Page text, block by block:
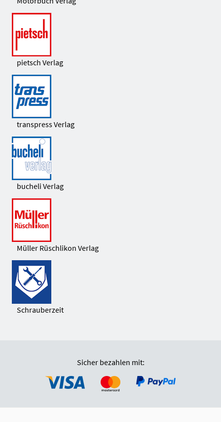
pietsch Verlag
transpress Verlag
bucheli Verlag
Müller Rüschlikon Verlag
Schrauberzeit
Sicher bezahlen mit: